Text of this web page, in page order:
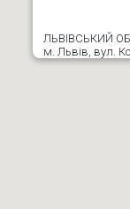
ЛЬВІВСЬКИЙ
м. Львів, вул.